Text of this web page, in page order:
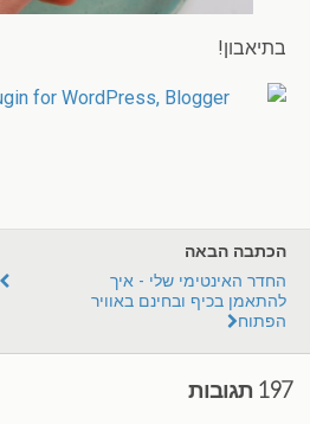
בתיאבון!
הכתבה הבאה
החדר האינטימי שלי - איך
להתאמן בכיף ובחינם באוויר
הפתוח
197 תגובות